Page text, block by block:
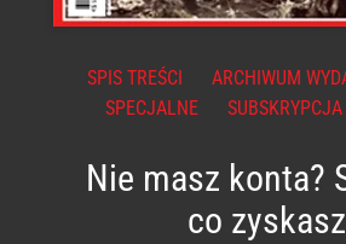
SPIS TREŚCI ARCHIWUM
SPECJALNE
Nie masz konta?
co